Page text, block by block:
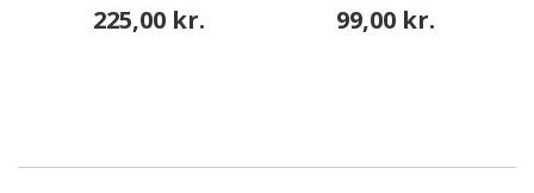
225,00 kr. 99,00 kr.